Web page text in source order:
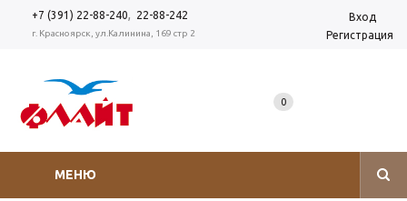
+7 (391) 22-88-240, 22-88-242
г. Красноярск, ул.Калинина, 169 стр 2
Вход
Регистрация
МЕНЮ
0